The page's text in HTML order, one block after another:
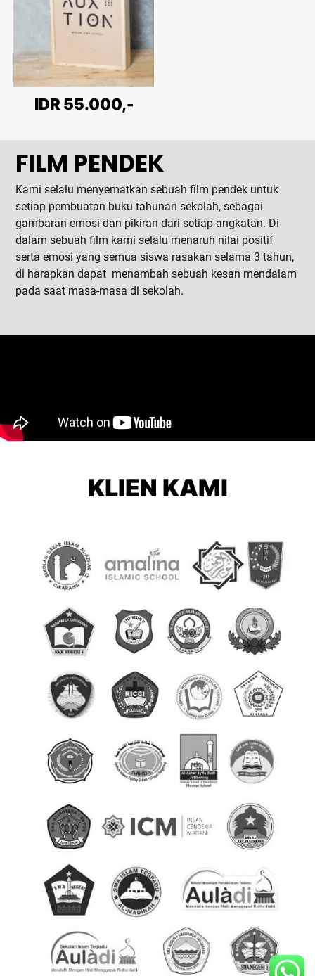
IDR 55.000,-
FILM PENDEK
Kami selalu menyematkan sebuah film pendek untuk
setiap pembuatan buku tahunan sekolah, sebagai
gambaran emosi dan pikiran dari setiap angkatan. Di
dalam sebuah film kami selalu menaruh nilai positif
serta emosi yang semua siswa rasakan selama 3 tahun,
di harapkan dapat menambah sebuah kesan mendalam
pada saat masa-masa di sekolah.
KLIEN KAMI